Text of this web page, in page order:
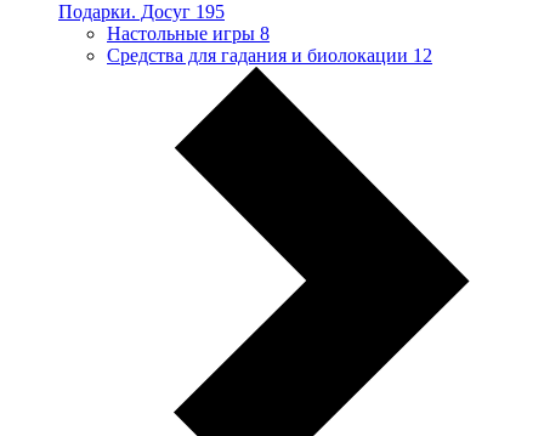
Подарки. Досуг 195
Настольные игры 8
Средства для гадания и биолокации 12